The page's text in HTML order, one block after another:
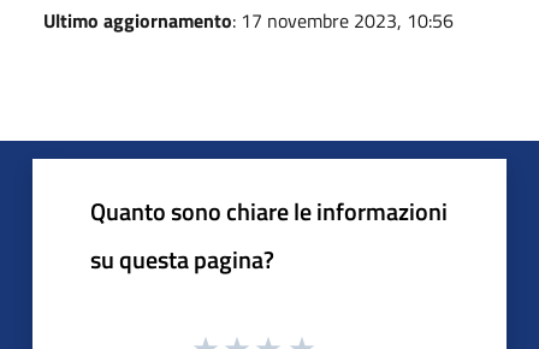
Ultimo aggiornamento: 17 novembre 2023, 10:56
Quanto sono chiare le informazioni
su questa pagina?